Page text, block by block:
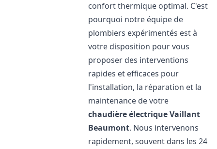
confort thermique optimal. C'est
pourquoi notre équipe de
plombiers expérimentés est à
votre disposition pour vous
proposer des interventions
rapides et efficaces pour
l'installation, la réparation et la
maintenance de votre
chaudière électrique Vaillant
Beaumont. Nous intervenons
rapidement, souvent dans les 24